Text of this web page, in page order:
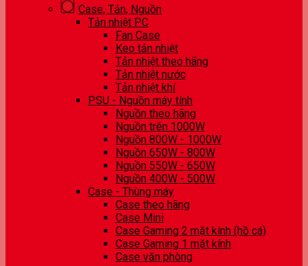
Case, Tản, Nguồn
Tản nhiệt PC
Fan Case
Keo tản nhiệt
Tản nhiệt theo hãng
Tản nhiệt nước
Tản nhiệt khí
PSU - Nguồn máy tính
Nguồn theo hãng
Nguồn trên 1000W
Nguồn 800W - 1000W
Nguồn 650W - 800W
Nguồn 550W - 650W
Nguồn 400W - 500W
Case - Thùng máy
Case theo hãng
Case Mini
Case Gaming 2 mặt kính (hồ cá)
Case Gaming 1 mặt kính
Case văn phòng